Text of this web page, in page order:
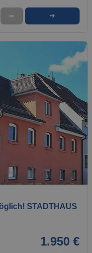
➦ ➜
1 / 30
STADTHAUS
1.950 €